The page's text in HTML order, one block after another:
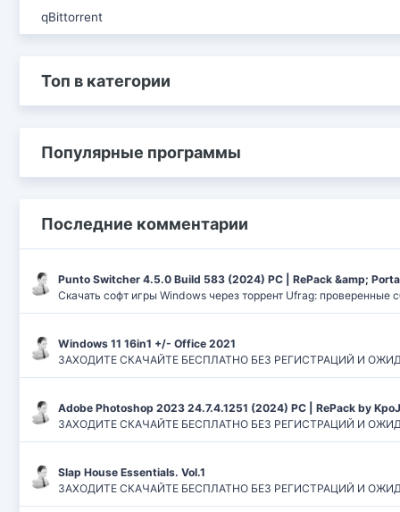
qBittorrent
Топ в категории
Популярные программы
Последние комментарии
Punto Switcher 4.5.0 Build 583 (2024) РС | RePack &amp;
Скачать софт игры Windows через торрент Ufrag: проверенные
Windows 11 16in1 +/- Office 2021
ЗАХОДИТЕ СКАЧАЙТЕ БЕСПЛАТНО БЕЗ РЕГИСТРАЦИЙ И
Adobe Photoshop 2023 24.7.4.1251 (2024) PC | RePack by
ЗАХОДИТЕ СКАЧАЙТЕ БЕСПЛАТНО БЕЗ РЕГИСТРАЦИЙ И
Slap House Essentials. Vol.1
ЗАХОДИТЕ СКАЧАЙТЕ БЕСПЛАТНО БЕЗ РЕГИСТРАЦИЙ И